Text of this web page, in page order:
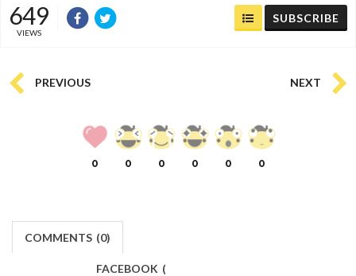
649
VIEWS
SUBSCRIBE
PREVIOUS NEXT
0 0 0 0 0 0
COMMENTS (0)
FACEBOOK (